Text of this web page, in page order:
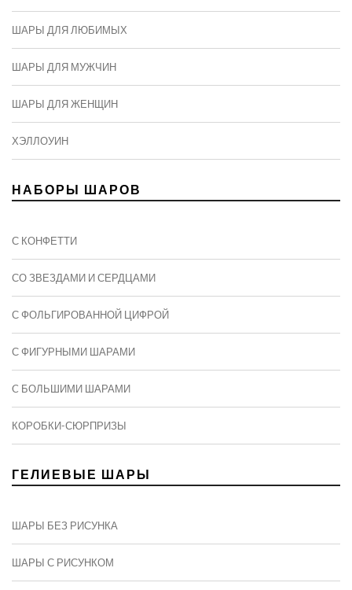
ШАРЫ ДЛЯ ЛЮБИМЫХ
ШАРЫ ДЛЯ МУЖЧИН
ШАРЫ ДЛЯ ЖЕНЩИН
ХЭЛЛОУИН
НАБОРЫ ШАРОВ
С КОНФЕТТИ
СО ЗВЕЗДАМИ И СЕРДЦАМИ
С ФОЛЬГИРОВАННОЙ ЦИФРОЙ
С ФИГУРНЫМИ ШАРАМИ
C БОЛЬШИМИ ШАРАМИ
КОРОБКИ-СЮРПРИЗЫ
ГЕЛИЕВЫЕ ШАРЫ
ШАРЫ БЕЗ РИСУНКА
ШАРЫ С РИСУНКОМ